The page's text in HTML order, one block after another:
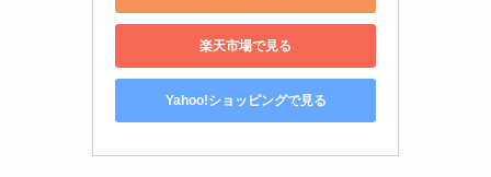
楽天市場で見る
Yahoo!ショッピングで見る